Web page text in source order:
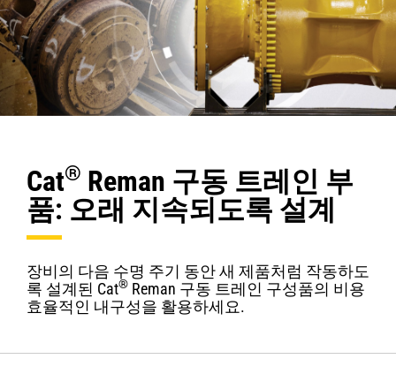
Cat® Reman 구동 트레인 부
품: 오래 지속되도록 설계
장비의 다음 수명 주기 동안 새 제품처럼 작동하도
록 설계된 Cat® Reman 구동 트레인 구성품의 비용
효율적인 내구성을 활용하세요.